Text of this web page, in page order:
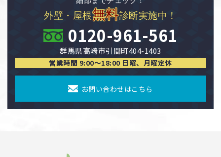
外壁・屋根無料診断実施中！
0120-961-561
群馬県高崎市引間町404-1403
営業時間 9:00〜18:00 日曜、月曜定休
お問い合わせはこちら